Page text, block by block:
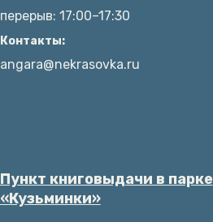
перерыв: 17:00–17:30
Контакты:
angara@nekrasovka.ru
Пункт книговыдачи в парке
«Кузьминки»